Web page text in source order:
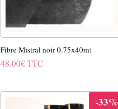
Fibre Mistral noir 0.75x40mt
48.00€TTC
-33%